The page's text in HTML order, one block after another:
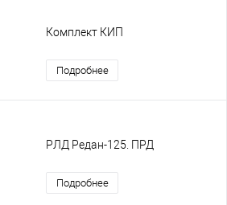
Комплект КИП
Подробнее
РЛД Редан-125. ПРД
Подробнее